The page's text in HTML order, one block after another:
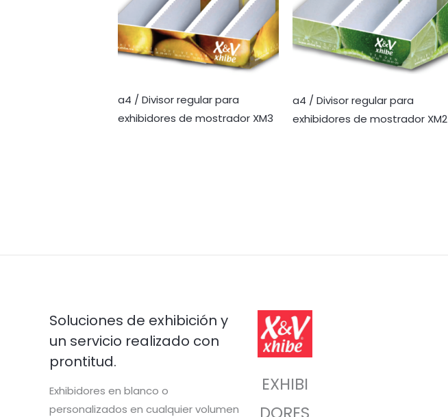
a4 / Divisor regular para
exhibidores de mostrador XM3
a4 / Divisor regular para
exhibidores de mostrador XM2
Soluciones de exhibición y
un servicio realizado con
prontitud.
Exhibidores en blanco o
personalizados en cualquier volumen
EXHIBI